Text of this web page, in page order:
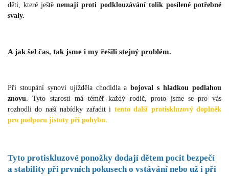
děti, které ještěnemají proti podklouzávání tolik posílené potřebné
svaly.
A jak šel čas, tak jsme i my řešili stejný problém.
Při stoupání synovi ujížděla chodidla abojoval s hladkou podlahou
znovu . Tyto starosti má téměř každý rodič, proto jsme se pro vás
rozhodli do naší nabídky zařadit i tento další protiskluzový doplněk
pro podporu jistoty při pohybu.
Tyto protiskluzové ponožky dodají dětem pocit bezpečí
a stability při prvních pokusech o vstávání nebo už i při